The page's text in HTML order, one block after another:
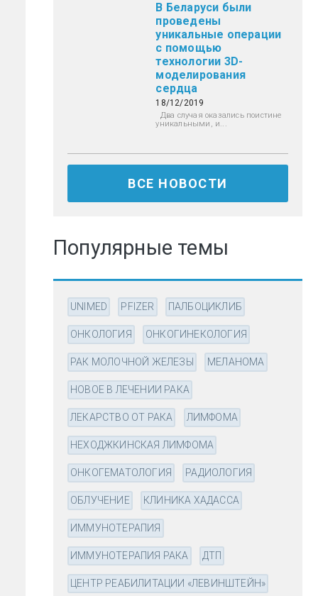
В Беларуси были
проведены
уникальные операции
с помощью
технологии 3D-
моделирования
сердца
18/12/2019
Два случая оказались поистине
уникальными, и...
ВСЕ НОВОСТИ
Популярные темы
UNIMED PFIZER ПАЛБОЦИКЛИБ
ОНКОЛОГИЯ ОНКОГИНЕКОЛОГИЯ
РАК МОЛОЧНОЙ ЖЕЛЕЗЫ МЕЛАНОМА
НОВОЕ В ЛЕЧЕНИИ РАКА
ЛЕКАРСТВО ОТ РАКА ЛИМФОМА
НЕХОДЖКИНСКАЯ ЛИМФОМА
ОНКОГЕМАТОЛОГИЯ РАДИОЛОГИЯ
ОБЛУЧЕНИЕ КЛИНИКА ХАДАССА
ИММУНОТЕРАПИЯ
ИММУНОТЕРАПИЯ РАКА ДТП
ЦЕНТР РЕАБИЛИТАЦИИ «ЛЕВИНШТЕЙН»